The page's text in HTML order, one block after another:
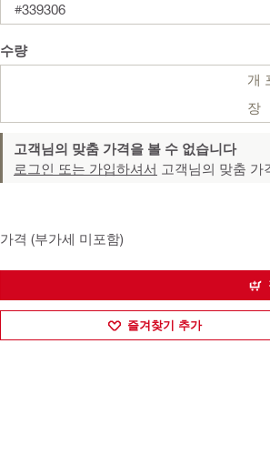
#339306
수량
개
장
고객님의 맞춤 가격을 볼 수 없습니다
로그인 또는 가입하셔서 고객님의 맞춤 가
가격 (부가세 미포함)
즐겨찾기 추가